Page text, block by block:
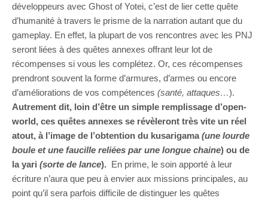
développeurs avec Ghost of Yotei, c’est de lier cette quête
d’humanité à travers le prisme de la narration autant que du
gameplay. En effet, la plupart de vos rencontres avec les PNJ
seront liées à des quêtes annexes offrant leur lot de
récompenses si vous les complétez. Or, ces récompenses
prendront souvent la forme d’armures, d’armes ou encore
d’améliorations de vos compétences (santé, attaques…).
Autrement dit, loin d’être un simple remplissage d’open-
world, ces quêtes annexes se révèleront très vite un réel
atout, à l’image de l’obtention du kusarigama(une lourde
boule et une faucille reliées par une longue chaine) ou de
la yari (sorte de lance). En prime, le soin apporté à leur
écriture n’aura que peu à envier aux missions principales, au
point qu’il sera parfois difficile de distinguer les quêtes